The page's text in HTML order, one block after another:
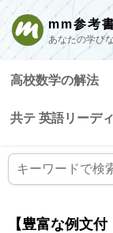
mm参考
あなたの学び
高校数学の解法
共テ 英語リーデ
【豊富な例文